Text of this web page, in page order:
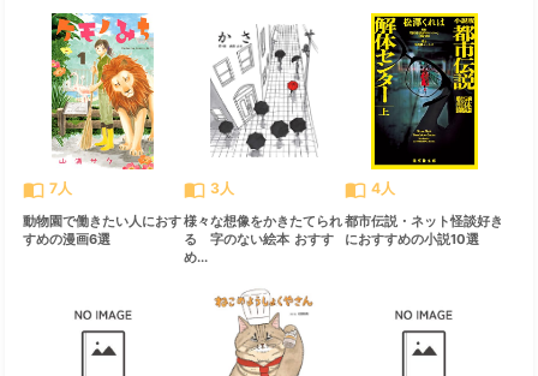
import_contacts 7人
動物園で働きたい人におす
すめの漫画6選
import_contacts 3人
様々な想像をかきたてられ
る 字のない絵本 おすす
め...
import_contacts 4人
都市伝説・ネット怪談好き
におすすめの小説10選